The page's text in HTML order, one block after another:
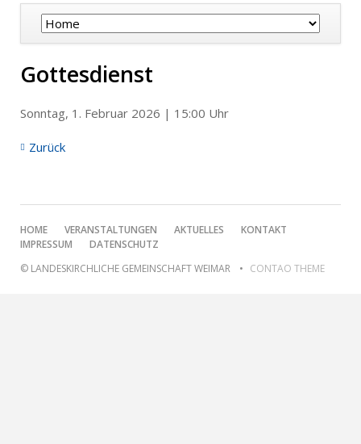
Navigation
Gottesdienst
Sonntag, 1. Februar 2026 | 15:00 Uhr
Zurück
NAVIGATION
ÜBERSPRINGEN
HOME VERANSTALTUNGEN AKTUELLES
KONTAKT
IMPRESSUM
DATENSCHUTZ
© LANDESKIRCHLICHE GEMEINSCHAFT WEIMAR
CONTAO THEME